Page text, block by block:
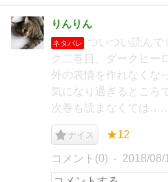
りんりん
ネタバレ
ついつい読んで
ク二巻目。ダークヒー
外の表情を作れなくな
気になり過ぎるところ
次巻も読まなくては
ナイス ★12
コメント(0) 2018/08/